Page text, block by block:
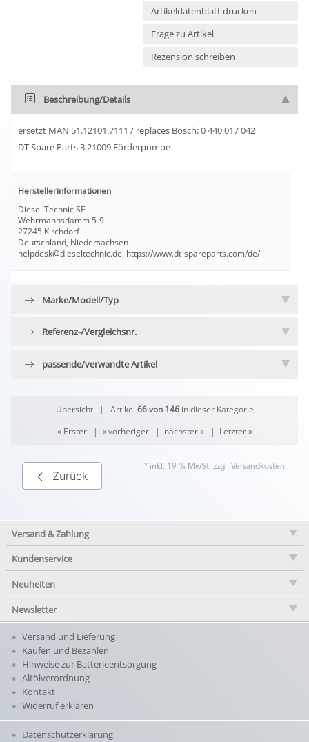
Artikeldatenblatt drucken
Frage zu Artikel
Rezension schreiben
Beschreibung/Details
ersetzt MAN 51.12101.7111 / replaces Bosch: 0 440 017 042
DT Spare Parts 3.21009 Förderpumpe
Herstellerinformationen
Diesel Technic SE
Wehrmannsdamm 5-9
27245 Kirchdorf
Deutschland, Niedersachsen
helpdesk@dieseltechnic.de, https://www.dt-spareparts.com/de/
Marke/Modell/Typ
Referenz-/Vergleichsnr.
passende/verwandte Artikel
Übersicht| Artikel 66 von 146in dieser Kategorie
« Erster| « vorheriger| nächster »| Letzter »
Zurück
* inkl. 19 % MwSt. zzgl. Versandkosten.
Versand & Zahlung
Kundenservice
Neuheiten
Newsletter
Versand und Lieferung
Kaufen und Bezahlen
Hinweise zur Batterieentsorgung
Altölverordnung
Kontakt
Widerruf erklären
Datenschutzerklärung